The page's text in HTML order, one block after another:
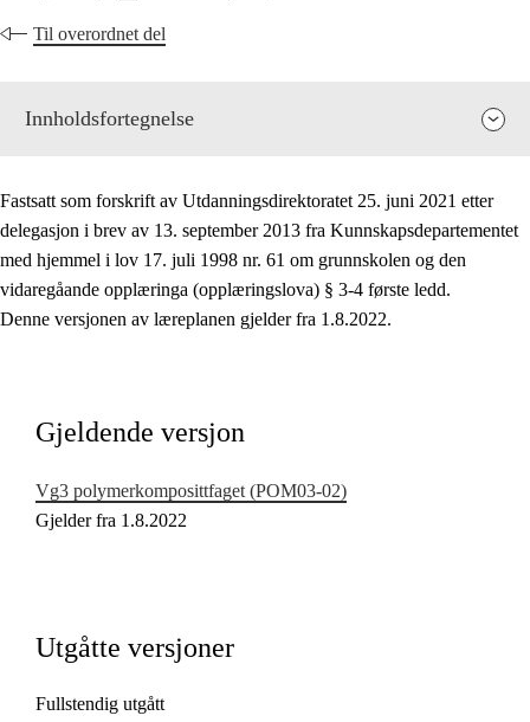
Til overordnet del
Innholdsfortegnelse
Fagets relevans og sentrale verdier
Grunnleggende ferdigheter
Fastsatt som forskrift av Utdanningsdirektoratet 25. juni 2021 etter
delegasjon i brev av 13. september 2013 fra Kunnskapsdepartementet
med hjemmel i lov 17. juli 1998 nr. 61 om grunnskolen og den
vidaregåande opplæringa (opplæringslova) § 3-4 første ledd.
Denne versjonen av læreplanen gjelder fra 1.8.2022.
Gjeldende versjon
Vg3 polymerkomposittfaget (POM03‑02)
Gjelder fra 1.8.2022
Utgåtte versjoner
Fullstendig utgått